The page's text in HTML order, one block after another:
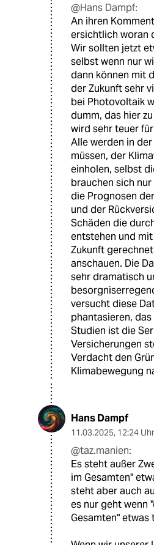
@Hans Dampf:
An ihren
ersichtlich woran
Wir sollten jetzt
selbst wenn nur
dann können mit
der Zukunft sehr
bei Photovoltaik
dumm, das hier
wird sehr teuer
Alle werden in
müssen, der
einholen, selbst
brauchen sich
die Prognosen
und der
Schäden die
entstehen und
Zukunft
anschauen. Die
sehr dramatisch
versucht diese
phantasieren,
Studien ist die
Versicherungen
Verdacht den
Klimabewegung
Hans Dampf
11.03.2025, 12:24 Uhr
@taz.manien:
Es steht außer
im Gesamten"
steht aber auch
es nur geht wenn
Gesamten" etwas